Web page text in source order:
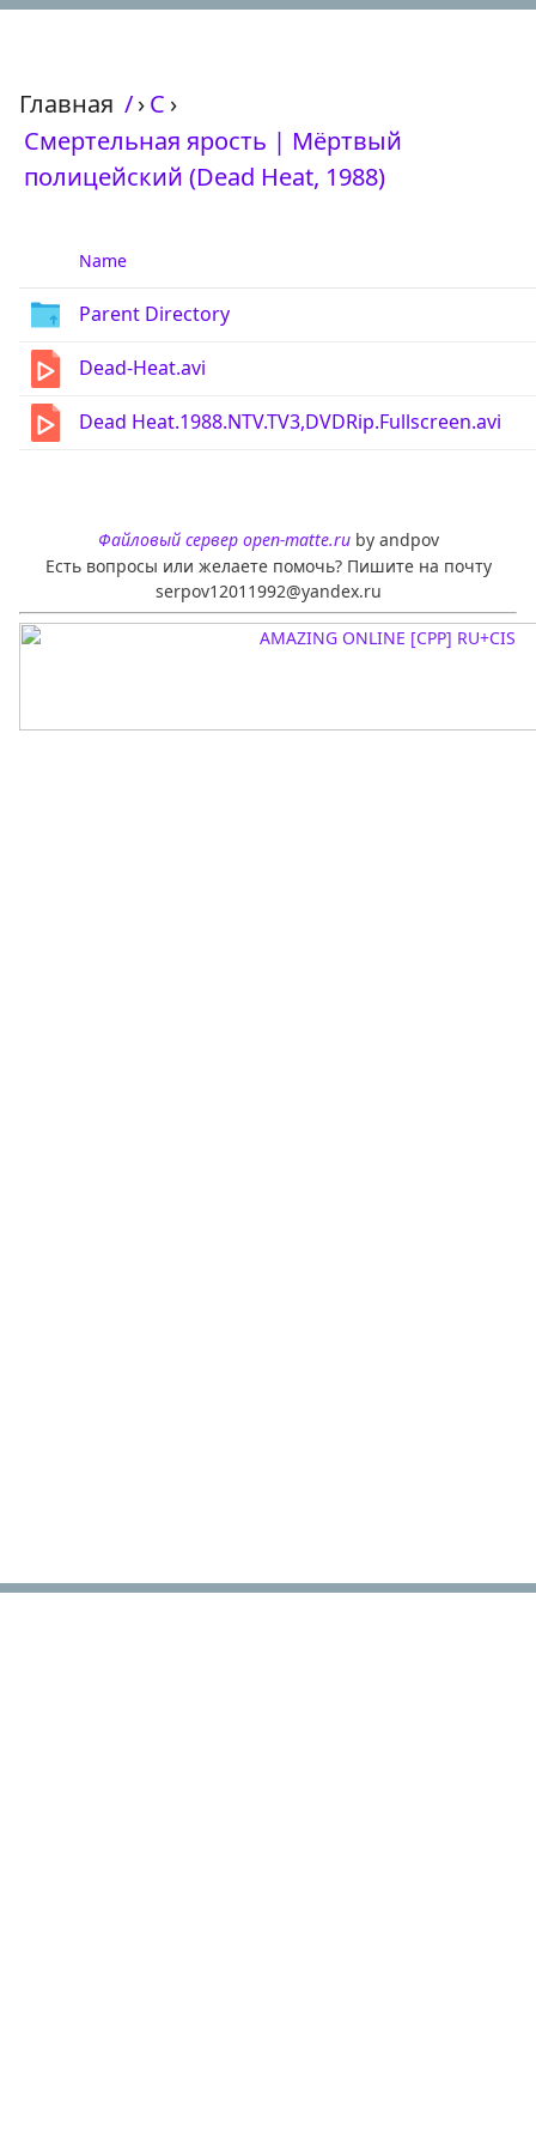
Главная /›С ›
Смертельная ярость | Мёртвый
полицейский (Dead Heat, 1988)
Name
Parent Directory
Dead-Heat.avi
Dead Heat.1988.NTV.TV3,DVDRip.Fullscreen.avi
Файловый сервер open-matte.ruby andpov
Есть вопросы или желаете помочь? Пишите на почту
serpov12011992@yandex.ru